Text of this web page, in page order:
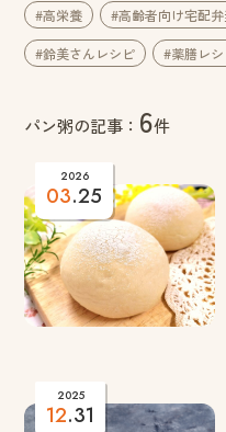
#高栄養 #高齢者向け宅配弁
#鈴美さんレシピ #薬膳レ
パン粥の記事： 6件
2026
03.25
2025
12.31